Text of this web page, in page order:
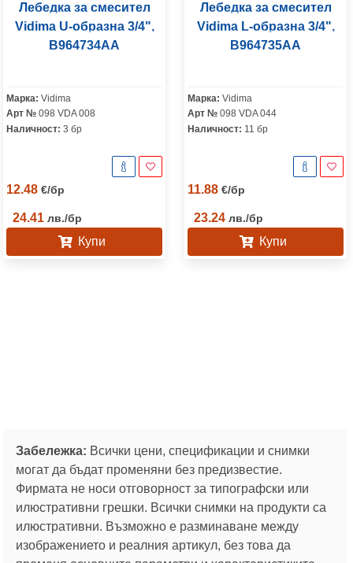
Лебедка за смесител
Vidima U-образна 3/4",
B964734AA
Марка: Vidima
Арт № 098 VDA 008
Наличност: 3 бр
12.48 €/бр
24.41 лв./бр
Купи
Лебедка за смесител
Vidima L-образна 3/4",
B964735AA
Марка: Vidima
Арт № 098 VDA 044
Наличност: 11 бр
11.88 €/бр
23.24 лв./бр
Купи
Забележка: Всички цени, спецификации и снимки
могат да бъдат променяни без предизвестие.
Фирмата не носи отговорност за типографски или
илюстративни грешки. Всички снимки на продукти са
илюстративни. Възможно е разминаване между
изображението и реалния артикул, без това да